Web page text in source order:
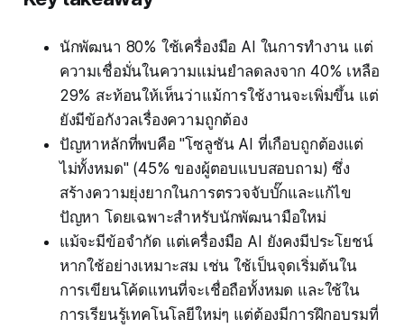
นักพัฒนา 80% ใช้เครื่องมือ AI ในการทำงาน แต่
ความเชื่อมั่นในความแม่นยำลดลงจาก 40% เหลือ
29% สะท้อนให้เห็นว่าแม้การใช้งานจะเพิ่มขึ้น แต่
ยังมีข้อกังวลเรื่องความถูกต้อง
ปัญหาหลักที่พบคือ "โซลูชัน AI ที่เกือบถูกต้องแต่
ไม่ทั้งหมด" (45% ของผู้ตอบแบบสอบถาม) ซึ่ง
สร้างความยุ่งยากในการตรวจจับบั๊กและแก้ไข
ปัญหา โดยเฉพาะสำหรับนักพัฒนามือใหม่
แม้จะมีข้อจำกัด แต่เครื่องมือ AI ยังคงมีประโยชน์
หากใช้อย่างเหมาะสม เช่น ใช้เป็นจุดเริ่มต้นใน
การเขียนโค้ดแทนที่จะเชื่อถือทั้งหมด และใช้ใน
การเรียนรู้เทคโนโลยีใหม่ๆ แต่ต้องมีการฝึกอบรมที่